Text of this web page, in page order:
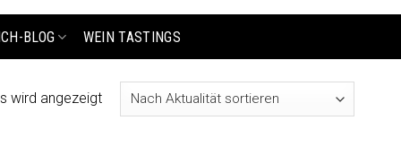
BLOG WEIN TASTINGS
wird angezeigt